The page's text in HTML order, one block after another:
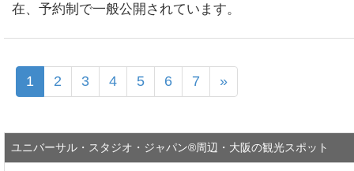
在、予約制で一般公開されています。
1 2 3 4 5 6 7 »
ユニバーサル・スタジオ・ジャパン®周辺・大阪の観光スポット